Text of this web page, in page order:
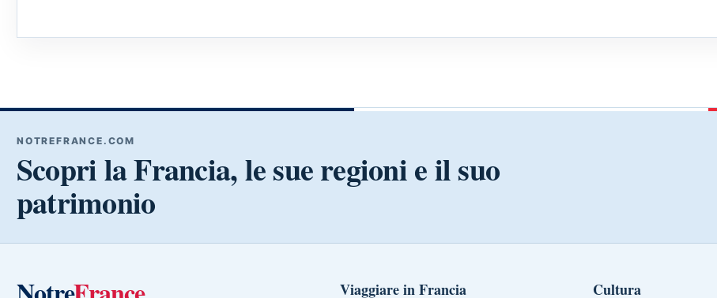
NOTREFRANCE.COM
Scopri la Francia, le sue regioni e il suo
patrimonio
Viaggiare in Francia Cultura